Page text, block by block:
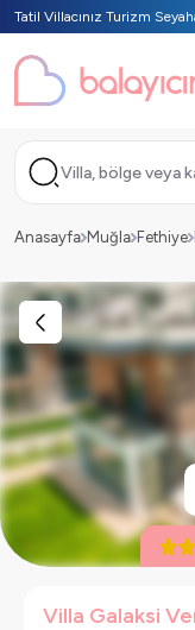
Tatil Villacınız Turizm
Villa, bölge veya
Anasayfa Muğla Fethiye
Villa Galaksi